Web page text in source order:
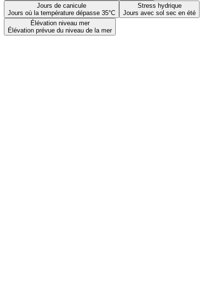
Jours de canicule
Jours où la température dépasse 35°C
Stress hydrique
Jours avec sol sec en été
Élévation niveau mer
Élévation prévue du niveau de la mer